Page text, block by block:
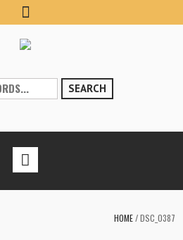
SEARCH
HOME/DSC_0387